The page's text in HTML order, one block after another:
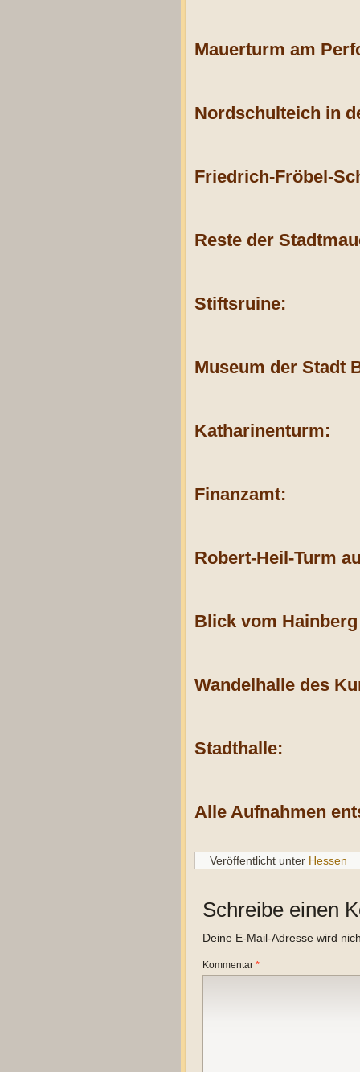
Mauerturm am
Nordschulteich in
Friedrich-Fröbel-
Reste der
Stiftsruine:
Museum der Stadt
Katharinenturm:
Finanzamt:
Robert-Heil-Turm
Blick vom
Wandelhalle des
Stadthalle:
Alle Aufnahmen
Veröffentlicht unter Hessen
Schreibe einen
Deine E-Mail-Adresse wird
Kommentar *